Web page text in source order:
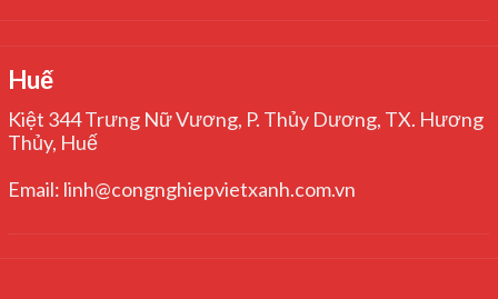
Huế
Kiệt 344 Trưng Nữ Vương, P. Thủy Dương, TX. Hương
Thủy, Huế
Email: linh@congnghiepvietxanh.com.vn